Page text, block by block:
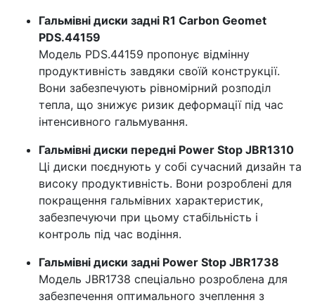
Гальмівні диски задні R1 Carbon Geomet
PDS.44159
Модель PDS.44159 пропонує відмінну
продуктивність завдяки своїй конструкції.
Вони забезпечують рівномірний розподіл
тепла, що знижує ризик деформації під час
інтенсивного гальмування.
Гальмівні диски передні Power Stop JBR1310
Ці диски поєднують у собі сучасний дизайн та
високу продуктивність. Вони розроблені для
покращення гальмівних характеристик,
забезпечуючи при цьому стабільність і
контроль під час водіння.
Гальмівні диски задні Power Stop JBR1738
Модель JBR1738 спеціально розроблена для
забезпечення оптимального зчеплення з